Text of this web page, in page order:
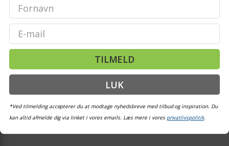
Email
TILMELD
LUK
*Ved tilmelding accepterer du at modtage nyhedsbreve med tilbud og inspiration. Du
kan altid afmelde dig via linket i vores emails. Læs mere i vores privatlivspolitik.